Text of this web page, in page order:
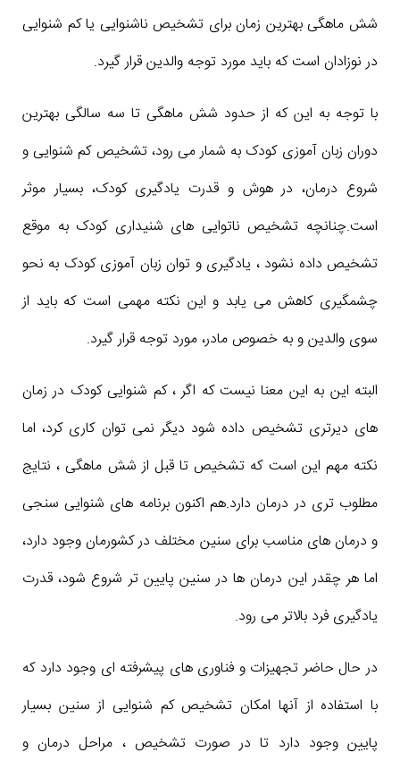
شش ماهگی بهترین زمان برای تشخیص ناشنوایی یا کم شنوایی
در نوزادان است که باید مورد توجه والدین قرار گیرد.
با توجه به این که از حدود شش ماهگی تا سه سالگی بهترین
دوران زبان آموزی کودک به شمار می رود، تشخیص کم شنوایی و
شروع درمان، در هوش و قدرت یادگیری کودک، بسیار موثر
است.چنانچه تشخیص ناتوایی های شنیداری کودک به موقع
تشخیص داده نشود ، یادگیری و توان زبان آموزی کودک به نحو
چشمگیری کاهش می یابد و این نکته مهمی است که باید از
سوی والدین و به خصوص مادر، مورد توجه قرار گیرد.
البته این به این معنا نیست که اگر ، کم شنوایی کودک در زمان
های دیرتری تشخیص داده شود دیگر نمی توان کاری کرد، اما
نکته مهم این است که تشخیص تا قبل از شش ماهگی ، نتایج
مطلوب تری در درمان دارد.هم اکنون برنامه های شنوایی سنجی
و درمان های مناسب برای سنین مختلف در کشورمان وجود دارد،
اما هر چقدر این درمان ها در سنین پایین تر شروع شود، قدرت
یادگیری فرد بالاتر می رود.
در حال حاضر تجهیزات و فناوری های پیشرفته ای وجود دارد که
با استفاده از آنها امکان تشخیص کم شنوایی از سنین بسیار
پایین وجود دارد تا در صورت تشخیص ، مراحل درمان و